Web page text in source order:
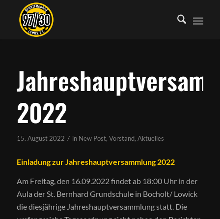
2022
15. August 2022 / in New Post, Vorstand, Aktuelles
Einladung zur Jahreshauptversammlung 2022
Am Freitag, den 16.09.2022 findet ab 18:00 Uhr in der
Aula der St. Bernhard Grundschule in Bocholt/ Lowick
die diesjährige Jahreshauptversammlung statt. Die